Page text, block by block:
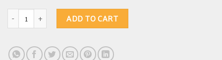
SRCE - biljna formula za poboljšanje rada srca quantity
ADD TO CART